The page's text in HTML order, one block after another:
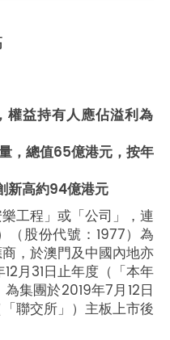
益持有人應佔溢利為
，總值65億港元，按年
新高約94億港元
樂工程」或「公司」，連
（股份代號：1977）為
，於澳門及中國內地亦
月31日止年度（「本年
集團於2019年7月12日
聯交所」）主板上市後